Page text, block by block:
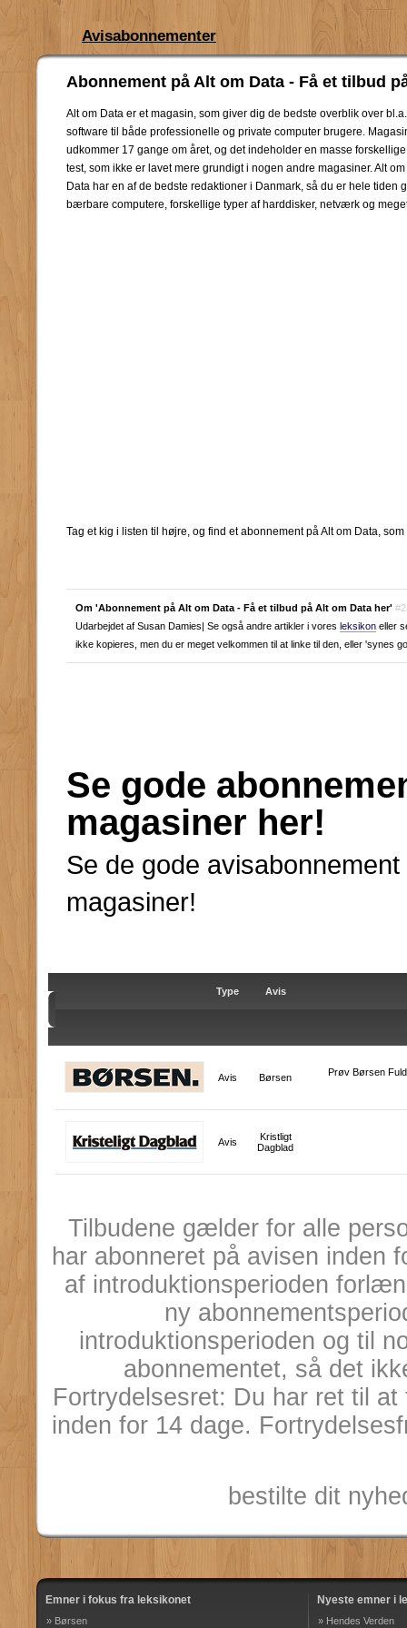
Avisabonnementer
Abonnement på Alt om Data - Få et tilbud
Alt om Data er et magasin, som giver dig de bedste overblik over bl.a.
software til både professionelle og private computer brugere.
udkommer 17 gange om året, og det indeholder en masse forskellige
test, som ikke er lavet mere grundigt i nogen andre magasiner. Alt om
Data har en af de bedste redaktioner i Danmark, så du er hele
bærbare computere, forskellige typer af harddisker, netværk og
Tag et kig i listen til højre, og find et abonnement på Alt om Data,
Om 'Abonnement på Alt om Data - Få et tilbud på Alt om Data her'
Udarbejdet af Susan Damies| Se også andre artikler i vores leksikoneller
ikke kopieres, men du er meget velkommen til at linke til den, eller 'synes
Se gode
magasiner her!
Se de gode
magasiner!
Type Avis
Avis Børsen Prøv Børsen
Avis
Kristligt
Dagblad
Tilbudene gælder for alle
har abonneret på avisen inden
af introduktionsperioden
ny
introduktionsperioden og til
abonnementet, så det
Fortrydelsesret: Du har ret til
inden for 14 dage.
bestilte dit
Emner i fokus fra leksikonet
» Børsen
Nyeste emner i
» Hendes Verden